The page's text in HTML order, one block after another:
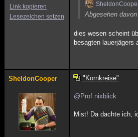
Link kopieren
Lesezeichen setzen
Abgesehen
dies wesen scheint
besagten lauerjägers
SheldonCooper "Kornkreise"
@Prof.nixblick
Mist! Da dachte ich,